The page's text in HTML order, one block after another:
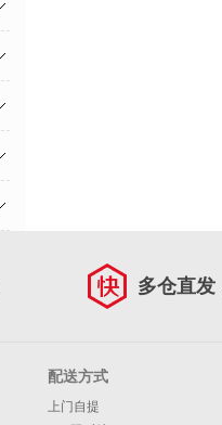
多仓直发
配送方式
上门自提